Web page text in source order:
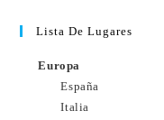
Lista De Lugares
Europa
España
Italia